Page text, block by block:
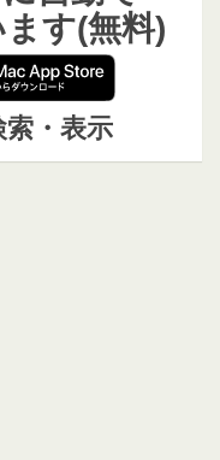
す(無料)
・表示